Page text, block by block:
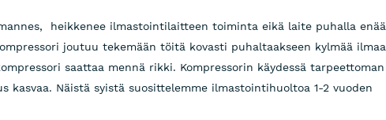
heikkenee ilmastointilaitteen toiminta eikä laite puhalla enää
joutuu tekemään töitä kovasti puhaltaakseen kylmää ilmaa
saattaa mennä rikki. Kompressorin käydessä tarpeettoman
kasvaa. Näistä syistä suosittelemme ilmastointihuoltoa 1-2 vuoden